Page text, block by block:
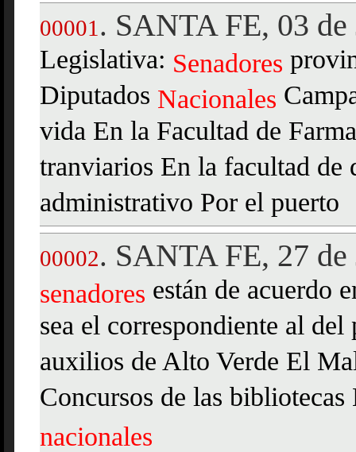
00001 . SANTA FE, 03
Legislativa: Senadores
Diputados Nacionales
vida En la Facultad de
tranviarios En la facultad de
administrativo Por el puerto
00002. SANTA FE, 27
senadores están de acuerdo
sea el correspondiente al
auxilios de Alto Verde El
Concursos de las
nacionales